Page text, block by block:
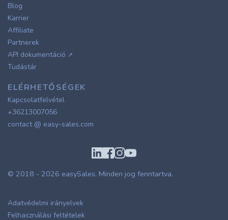
Blog
Karrier
Affiliate
Partnerek
API dokumentáció ↗
Tudástár
ELÉRHETŐSÉGEK
Kapcsolatfelvétel
+36213007056
contact @ easy-sales.com
© 2018 - 2026 easySales. Minden jog fenntartva.
Adatvédelmi irányelvek
Felhasználási feltételek